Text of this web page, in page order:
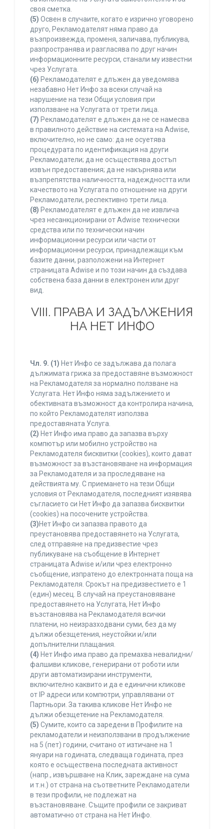
своя сметка.
(5) Освен в случаите, когато е изрично уговорено
друго, Рекламодателят няма право да
възпроизвежда, променя, заличава, публикува,
разпространява и разгласява по друг начин
информационните ресурси, станали му известни
чрез Услугата.
(6) Рекламодателят е длъжен да уведомява
незабавно Нет Инфо за всеки случай на
нарушение на тези Общи условия при
използване на Услугата от трети лица.
(7) Рекламодателят е длъжен да не се намесва
в правилното действие на системата на Adwise,
включително, но не само: да не осуетява
процедурата по идентификация на други
Рекламодатели; да не осъществява достъп
извън предоставения; да не накърнява или
възпрепятства наличността, надеждността или
качеството на Услугата по отношение на други
Рекламодатели, респективно трети лица.
(8) Рекламодателят е длъжен да не извлича
чрез несанкционирани от Adwise технически
средства или по технически начин
информационни ресурси или части от
информационни ресурси, принадлежащи към
базите данни, разположени на Интернет
страницата Adwise и по този начин да създава
собствена база данни в електронен или друг
вид.
VIII. ПРАВА И ЗАДЪЛЖЕНИЯ
НА НЕТ ИНФО
Чл. 9. (1) Нет Инфо се задължава да полага
дължимата грижа за предоставяне възможност
на Рекламодателя за нормално ползване на
Услугата. Нет Инфо няма задължението и
обективната възможност да контролира начина,
по който Рекламодателят използва
предоставяната Услуга.
(2) Нет Инфо има право да запазва върху
компютър или мобилно устройство на
Рекламодателя бисквитки (cookies), които дават
възможност за възстановяване на информация
за Рекламодателя и за проследяване на
действията му. С приемането на тези Общи
условия от Рекламодателя, последният изявява
съгласието си Нет Инфо да запазва бисквитки
(cookies) на посочените устройства.
(3)Нет Инфо си запазва правото да
преустановява предоставянето на Услугата,
след отправяне на предизвестие чрез
публикуване на съобщение в Интернет
страницата Adwise и/или чрез електронно
съобщение, изпратено до електронната поща на
Рекламодателя. Срокът на предизвестието е 1
(един) месец. В случай на преустановяване
предоставянето на Услугата, Нет Инфо
възстановява на Рекламодателя всички
платени, но неизразходвани суми, без да му
дължи обезщетения, неустойки и/или
допълнителни плащания.
(4) Нет Инфо има право да премахва невалидни/
фалшиви кликове, генерирани от роботи или
други автоматизирани инструменти,
включително каквито и да е единични кликове
от IP адреси или компютри, управлявани от
Партньори. За такива кликове Нет Инфо не
дължи обезщетение на Рекламодателя.
(5) Сумите, които са заредени в Профилите на
рекламодатели и неизползвани в продължение
на 5 (пет) години, считано от изтичане на 1
януари на годината, следваща годината, през
която е осъществена последната активност
(напр., извършване на Клик, зареждане на сума
и т.н.) от страна на съответните Рекламодатели
в тези профили, не подлежат на
възстановяване. Същите профили се закриват
автоматично от страна на Нет Инфо.